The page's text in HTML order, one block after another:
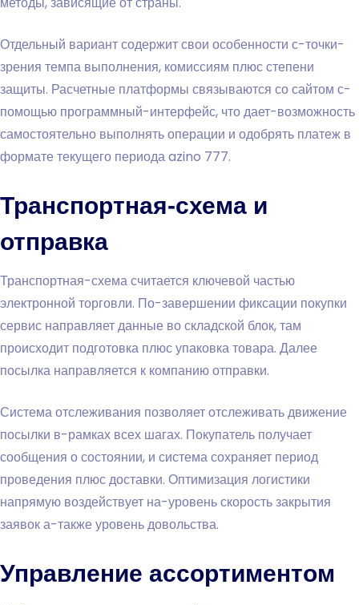
Отдельный вариант содержит свои особенности с-точки-
зрения темпа выполнения, комиссиям плюс степени
защиты. Расчетные платформы связываются со сайтом с-
помощью программный-интерфейс, что дает-возможность
самостоятельно выполнять операции и одобрять платеж в
формате текущего периода azino 777.
Транспортная-схема и
отправка
Транспортная-схема считается ключевой частью
электронной торговли. По-завершении фиксации покупки
сервис направляет данные во складской блок, там
происходит подготовка плюс упаковка товара. Далее
посылка направляется к компанию отправки.
Система отслеживания позволяет отслеживать движение
посылки в-рамках всех шагах. Покупатель получает
сообщения о состоянии, и система сохраняет период
проведения плюс доставки. Оптимизация логистики
напрямую воздействует на-уровень скорость закрытия
заявок а-также уровень довольства.
Управление ассортиментом